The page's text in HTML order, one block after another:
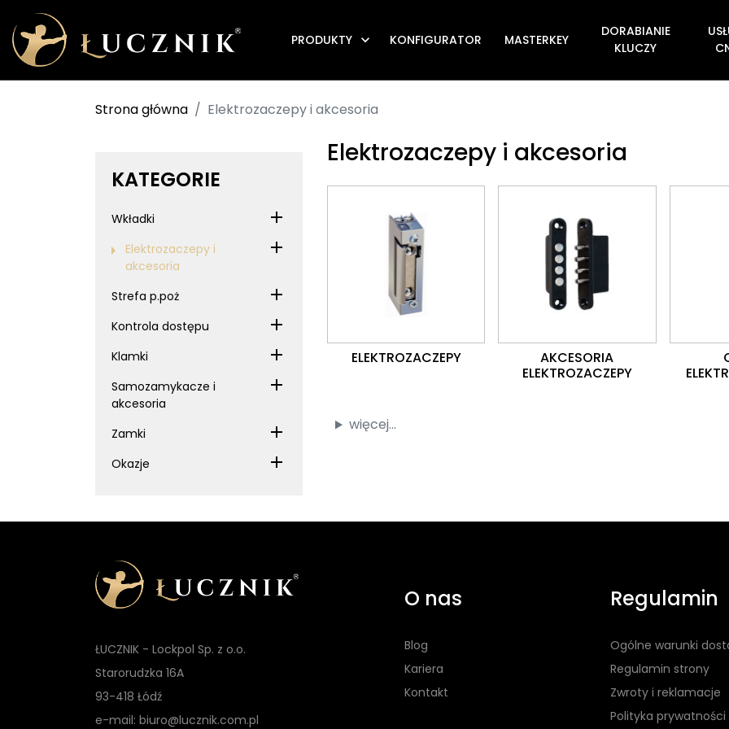
PRODUKTY  KONFIGURATOR MASTERKEY
DORABIANIE
KLUCZY
Strona główna Elektrozaczepy i akcesoria
KATEGORIE
Wkładki
Elektrozaczepy i
akcesoria
Strefa p.poż
Kontrola dostępu
Klamki
Samozamykacze i
akcesoria
Zamki
Okazje
Elektrozaczepy i akcesoria
ELEKTROZACZEPY
AKCESORIA
ELEKTROZACZEPY
więcej...
ŁUCZNIK - Lockpol Sp. z o.o.
Starorudzka 16A
93-418 Łódź
e-mail: biuro@lucznik.com.pl
O nas
Blog
Kariera
Kontakt
Regulamin
Ogólne warunki
Regulamin strony
Zwroty i reklamacje
Polityka prywatności